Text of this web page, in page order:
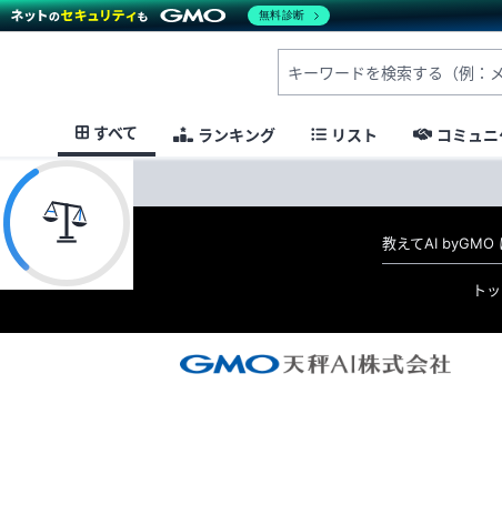
すべて ランキング リスト コミュ
教えてAI byGMO
ト
無料診断